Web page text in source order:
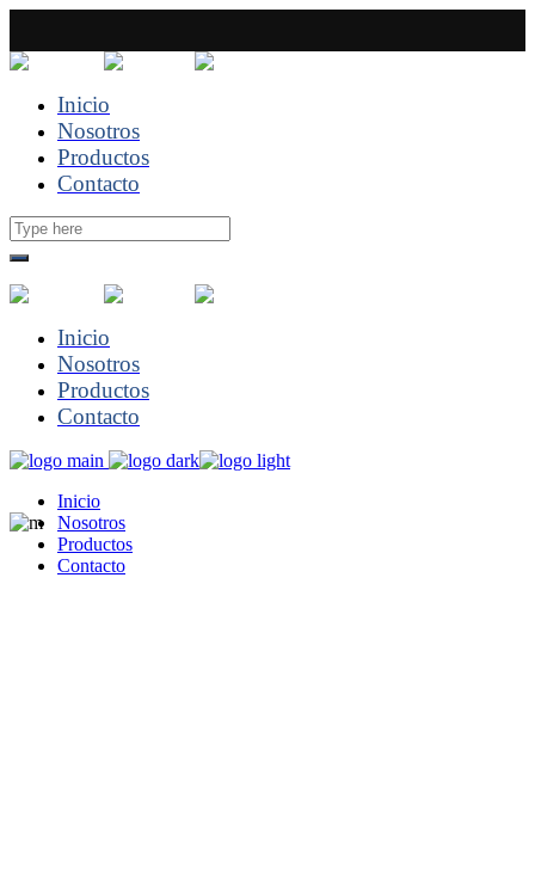
Inicio
Nosotros
Productos
Contacto
Inicio
Nosotros
Productos
Contacto
Inicio
Nosotros
Productos
Contacto